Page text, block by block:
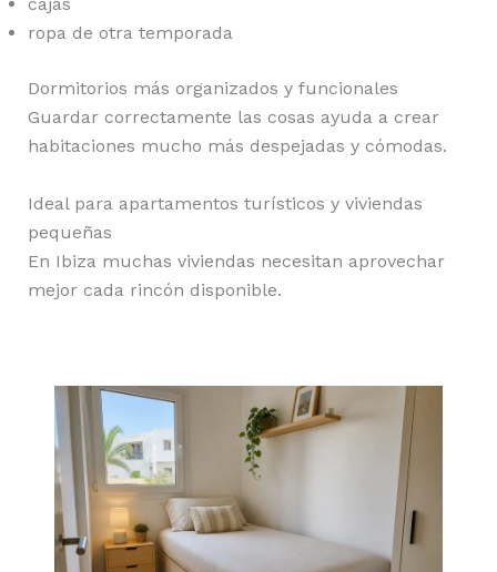
ropa de otra temporada
Dormitorios más organizados y funcionales
Guardar correctamente las cosas ayuda a crear
habitaciones mucho más despejadas y cómodas.
Ideal para apartamentos turísticos y viviendas
pequeñas
En Ibiza muchas viviendas necesitan aprovechar
mejor cada rincón disponible.